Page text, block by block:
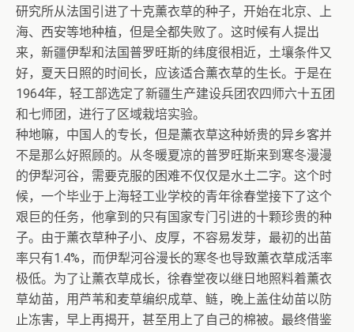
研究所从法国引进了十克薰衣草的种子，开始在北京、上
海、西安等地种植，但是全都失败了。这时候有人提出
来，新疆伊犁和法国普罗旺斯的纬度很相近，土壤条件又
好，夏天日照的时间长，应该适合薰衣草的生长。于是在
1964年，轻工部选定了新疆生产建设兵团农四师六十五团
和七师团，进行了区域栽培实验。
种地嘛，中国人的专长，但是薰衣草这种娇贵的异乡客并
不是那么好照顾的。从冬暖夏凉的普罗旺斯来到寒冬漫漫
的伊犁河谷，需要克服的困难不仅仅是水土二字。这个时
候，一个毕业于上海轻工业学校的青年徐春堂接下了这个
艰巨的任务，他拿到的只有国家专门引进的十颗珍贵的种
子。由于薰衣草种子小、皮厚，不容易发芽，最初的出苗
率只有1.4%，而伊犁河谷漫长的寒冬也导致薰衣草成活率
极低。为了让薰衣草成长，徐春堂夜以继日地照料着薰衣
草幼苗，用芦苇和麦草编织成草、鲢，晚上盖住幼苗以防
止冻害，早上再揭开，甚至用上了自己的棉被。最终借鉴